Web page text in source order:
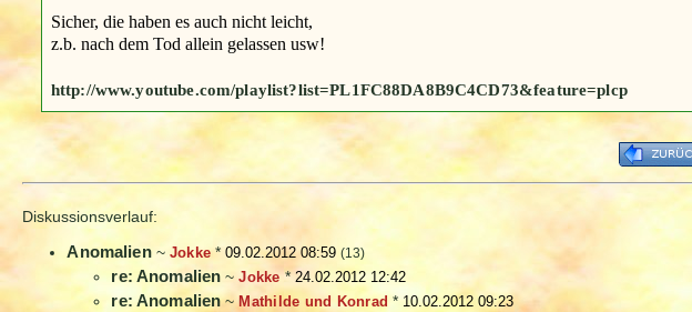
Sicher, die haben es auch nicht leicht,
z.b. nach dem Tod allein gelassen usw!
http://www.youtube.com/playlist?list=PL1FC88DA8B9C4CD73&feature=plcp
Diskussionsverlauf:
Anomalien~ Jokke*09.02.2012 08:59 (13)
re: Anomalien ~Jokke *24.02.2012 12:42
re: Anomalien~Mathilde und Konrad *10.02.2012 09:23